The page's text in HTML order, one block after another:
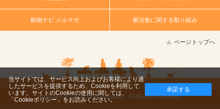
動物ナビ メルマガ 療法食に関する取り組み
ページトップへ
copyright (c) 2014 DoubutsuNavi ,All Rights Reserved.
当サイトでは、サービス向上およびお客様により適
したサービスを提供するため、Cookieを利用して
います。サイトのCookieの使用に関しては、
「Cookieポリシー」 をお読みください。
承諾する